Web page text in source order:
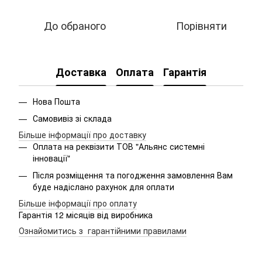
До обраного Порівняти
Доставка Оплата Гарантія
Нова Пошта
Самовивіз зі склада
Більше інформації про доставку
Оплата на реквізити ТОВ "Альянс системні
інновації"
Після розміщення та погодження замовлення Вам
буде надіслано рахунок для оплати
Більше інформації про оплату
Гарантія 12 місяців від виробника
Ознайомитись з гарантійними правилами